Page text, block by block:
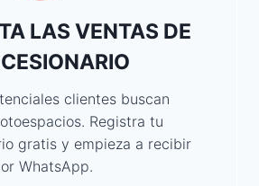
LAS VENTAS DE
clientes buscan
Registra tu
gratis y empieza a recibir
WhatsApp.